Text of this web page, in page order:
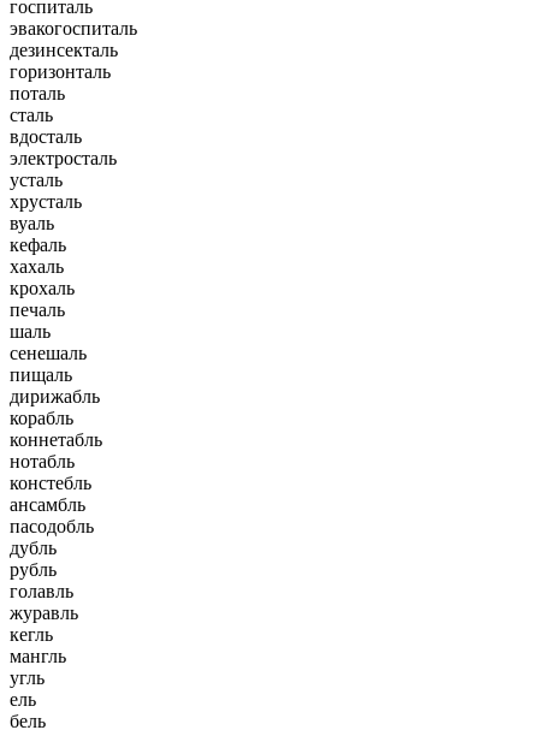
госпиталь
эвакогоспиталь
дезинсекталь
горизонталь
поталь
сталь
вдосталь
электросталь
усталь
хрусталь
вуаль
кефаль
хахаль
крохаль
печаль
шаль
сенешаль
пищаль
дирижабль
корабль
коннетабль
нотабль
констебль
ансамбль
пасодобль
дубль
рубль
голавль
журавль
кегль
мангль
угль
ель
бель